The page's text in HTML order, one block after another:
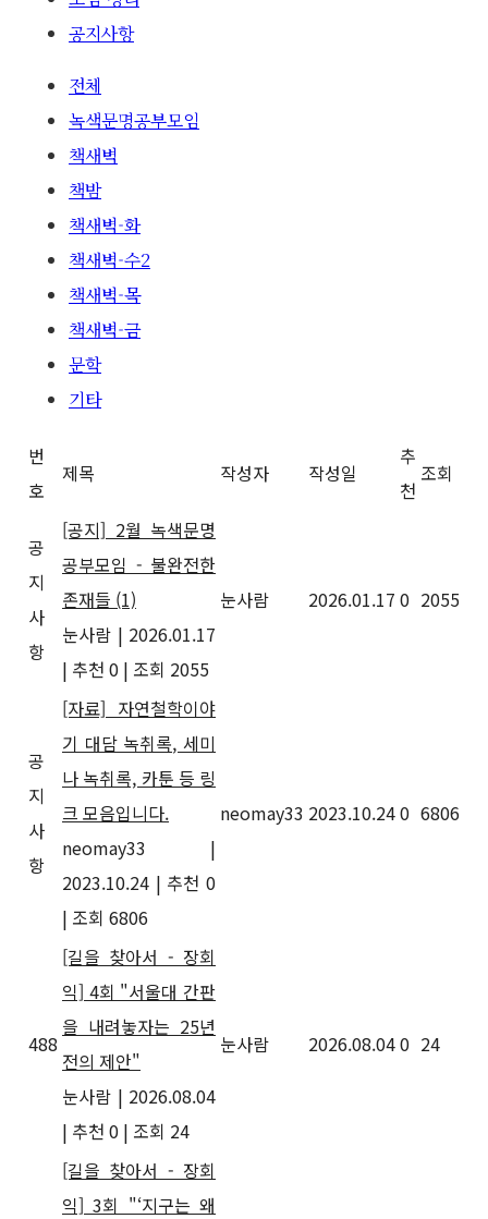
공지사항
전체
녹색문명공부모임
책새벽
책밤
책새벽-화
책새벽-수2
책새벽-목
책새벽-금
문학
기타
번
호
제목 작성자 작성일
추
천
조회
공
지
사
항
[공지] 2월 녹색문명
공부모임 - 불완전한
존재들 (1)
눈사람 | 2026.01.17
| 추천 0 | 조회 2055
눈사람 2026.01.17 0 2055
공
지
사
항
[자료] 자연철학이야
기 대담 녹취록, 세미
나 녹취록, 카툰 등 링
크 모음입니다.
neomay33
|
2023.10.24 | 추천 0
| 조회 6806
neomay33 2023.10.240 6806
488
[길을 찾아서 - 장회
익] 4회 "서울대 간판
을 내려놓자는 25년
전의 제안"
눈사람 | 2026.08.04
| 추천 0 | 조회 24
눈사람 2026.08.040 24
[길을 찾아서 - 장회
익] 3회 "‘지구는 왜